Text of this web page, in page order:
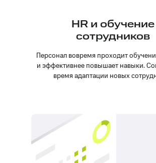
HR и обучение
сотрудников
Персонал вовремя проходит
и эффективнее повышает навыки.
время адаптации новых